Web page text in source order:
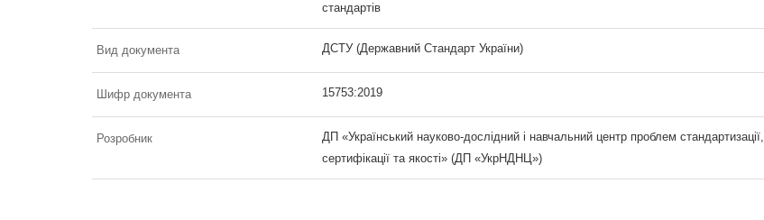
стандартів
Вид документа ДСТУ (Державний Стандарт України)
Шифр документа 15753:2019
Розробник
ДП «Український науково-дослідний і навчальний центр проблем стандартизації,
сертифікації та якості» (ДП «УкрНДНЦ»)